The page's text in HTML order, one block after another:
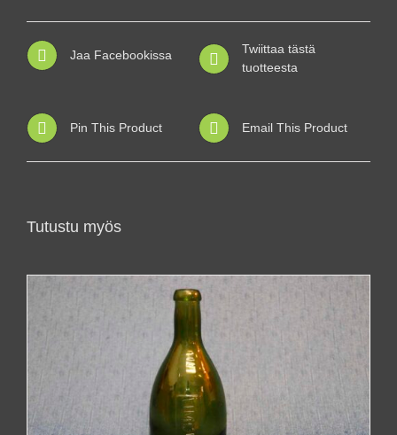
Jaa Facebookissa
Twiittaa tästä
tuotteesta
Pin This Product Email This Product
Tutustu myös